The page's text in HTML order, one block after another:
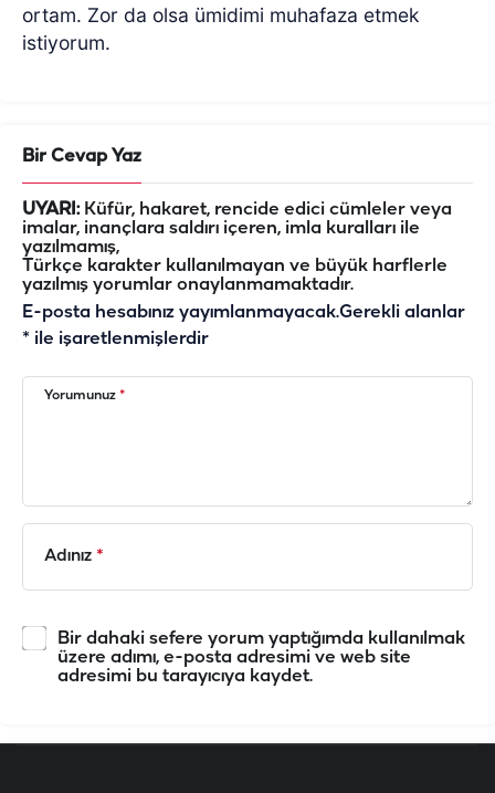
ortam. Zor da olsa ümidimi muhafaza etmek
istiyorum.
Bir Cevap Yaz
UYARI:Küfür, hakaret, rencide edici cümleler veya
imalar, inançlara saldırı içeren, imla kuralları ile
yazılmamış,
Türkçe karakter kullanılmayan ve büyük harflerle
yazılmış yorumlar onaylanmamaktadır.
E-posta hesabınız yayımlanmayacak.Gerekli alanlar
* ile işaretlenmişlerdir
Yorumunuz *
Adınız *
Bir dahaki sefere yorum yaptığımda kullanılmak
üzere adımı, e-posta adresimi ve web site
adresimi bu tarayıcıya kaydet.